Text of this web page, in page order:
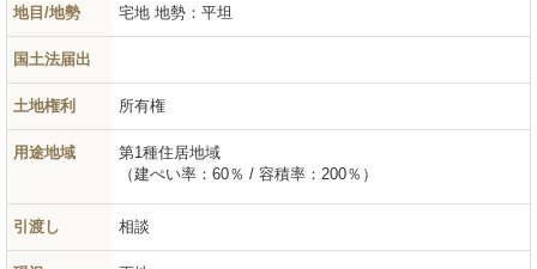
地目/地勢 宅地 地勢：平坦
国土法届出
土地権利 所有権
用途地域
第1種住居地域
（建ぺい率：60％ / 容積率：200％）
引渡し 相談